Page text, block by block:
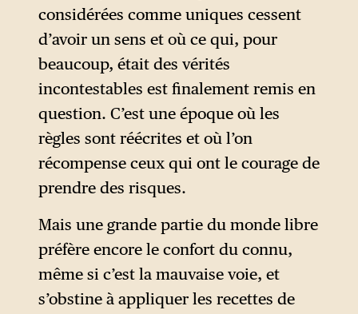
considérées comme uniques cessent
d’avoir un sens et où ce qui, pour
beaucoup, était des vérités
incontestables est finalement remis en
question. C’est une époque où les
règles sont réécrites et où l’on
récompense ceux qui ont le courage de
prendre des risques.
Mais une grande partie du monde libre
préfère encore le confort du connu,
même si c’est la mauvaise voie, et
s’obstine à appliquer les recettes de